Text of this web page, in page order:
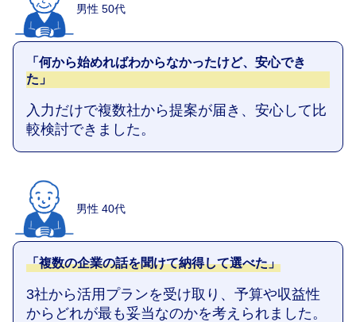
男性 50代
「何から始めればわからなかったけど、安心でき
た」
入力だけで複数社から提案が届き、安心して比
較検討できました。
男性 40代
「複数の企業の話を聞けて納得して選べた」
3社から活用プランを受け取り、予算や収益性
からどれが最も妥当なのかを考えられました。